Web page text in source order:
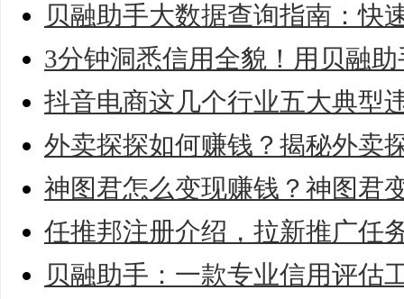
贝融助手大数据查询指南：快
3分钟洞悉信用全貌！用贝融
抖音电商这几个行业五大典型
外卖探探如何赚钱？揭秘外卖
神图君怎么变现赚钱？神图君
任推邦注册介绍，拉新推广任
贝融助手：一款专业信用评估